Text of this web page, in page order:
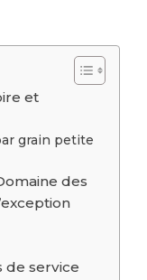
et
grain petite
des
de service